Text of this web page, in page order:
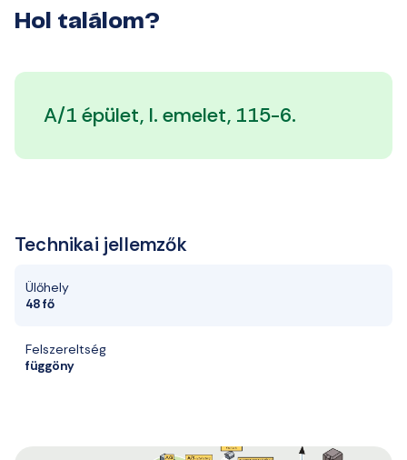
Hol találom?
A/1 épület, I. emelet, 115-6.
Technikai jellemzők
Ülőhely
48 fő
Felszereltség
függöny